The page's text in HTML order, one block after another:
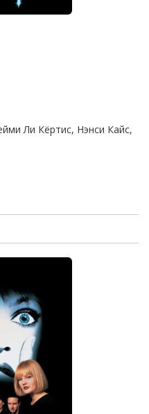
Ли Кёртис, Нэнси Кайс,